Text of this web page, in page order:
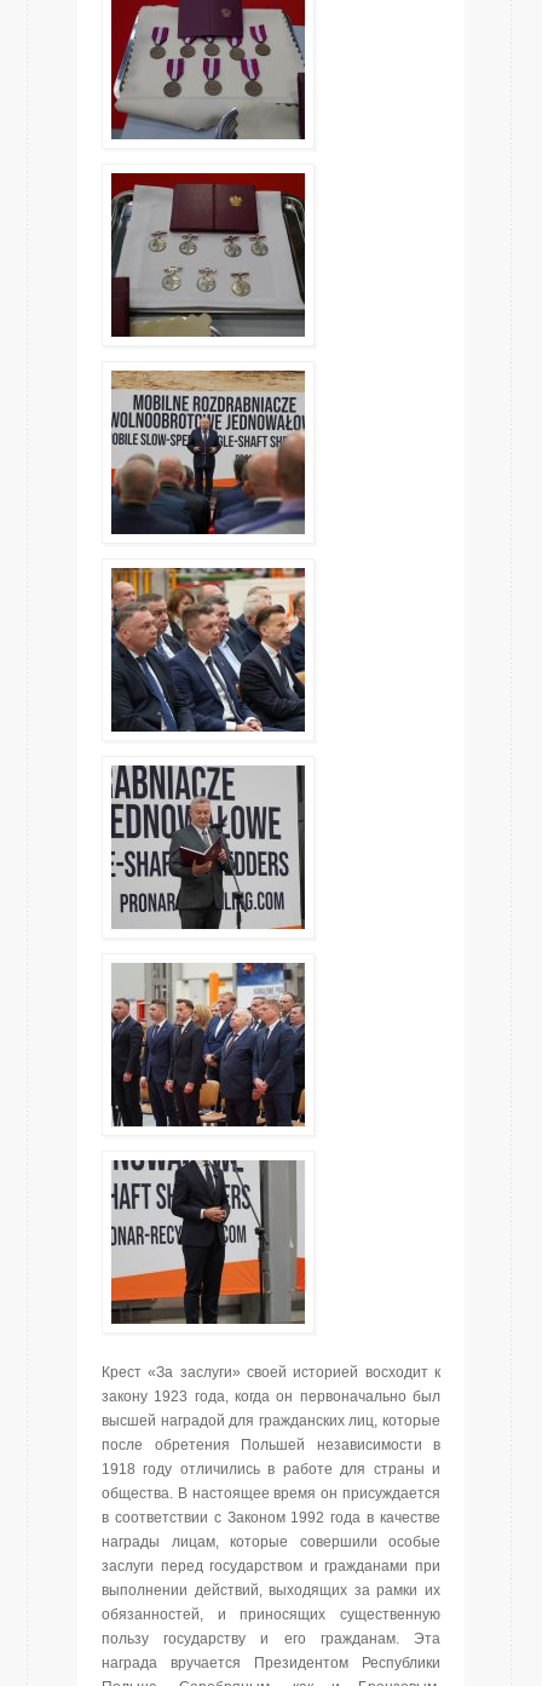
Крест «За заслуги» своей историей восходит к
закону 1923 года, когда он первоначально был
высшей наградой для гражданских лиц, которые
после обретения Польшей независимости в
1918 году отличились в работе для страны и
общества. В настоящее время он присуждается
в соответствии с Законом 1992 года в качестве
награды лицам, которые совершили особые
заслуги перед государством и гражданами при
выполнении действий, выходящих за рамки их
обязанностей, и приносящих существенную
пользу государству и его гражданам. Эта
награда вручается Президентом Республики